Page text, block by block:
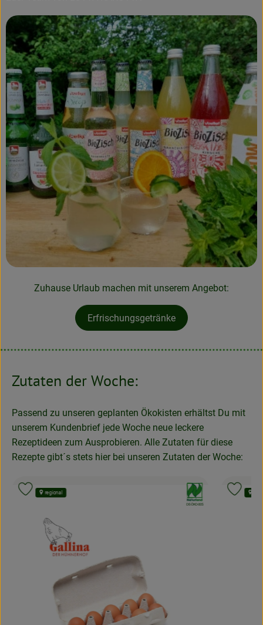
Zuhause Urlaub machen mit unserem Angebot:
Erfrischungsgetränke
Zutaten der Woche:
Passend zu unseren geplanten Ökokisten erhältst Du mit
unserem Kundenbrief jede Woche neue leckere
Rezeptideen zum Ausprobieren. Alle Zutaten für diese
Rezepte gibt´s stets hier bei unseren Zutaten der Woche:
, Verband:
, Kontrollstelle:
APPLUS
regional
Produkt zu Favouriten hinzufügen